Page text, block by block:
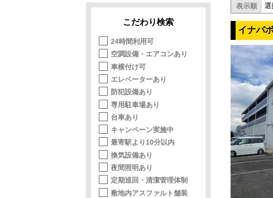
表示順
イナバ
こだわり検索
24時間利用可
空調設備・エアコンあり
車横付け可
エレベーターあり
防犯設備あり
専用駐車場あり
台車あり
キャンペーン実施中
最寄駅より10分以内
換気設備あり
夜間照明あり
定期巡回・清潔管理体制
敷地内アスファルト舗装